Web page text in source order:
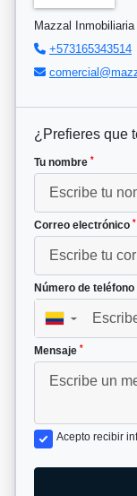
Mazzal Inmobiliaria
+573165343514
¿Prefieres que
Tu nombre *
Correo electrónico *
Número de teléfono
▼
Mensaje *
Acepto recibir